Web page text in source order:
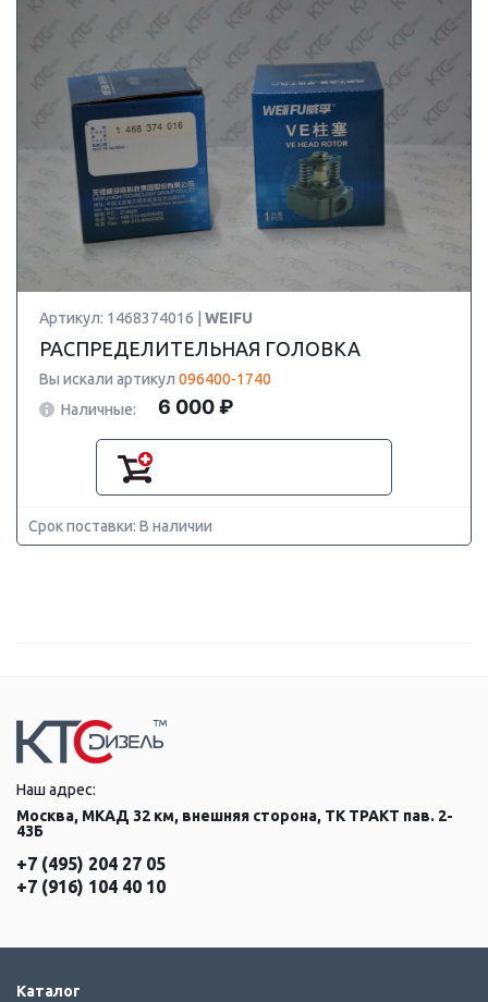
Артикул: 1468374016 | WEIFU
РАСПРЕДЕЛИТЕЛЬНАЯ ГОЛОВКА
Вы искали артикул 096400-1740
Наличные:
6 000 ₽
Срок поставки: В наличии
Наш адрес:
Москва, МКАД 32 км, внешняя сторона, ТК ТРАКТ пав. 2-
43Б
+7 (495) 204 27 05
+7 (916) 104 40 10
Каталог